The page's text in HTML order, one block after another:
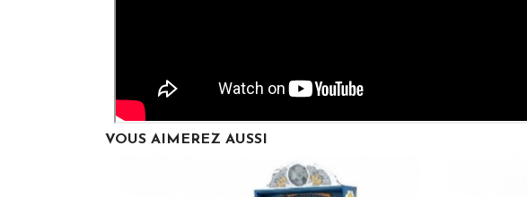
VOUS AIMEREZ AUSSI